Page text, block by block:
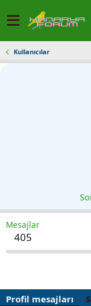
Kullanıcılar
Mesajlar
405
Profil mesajları